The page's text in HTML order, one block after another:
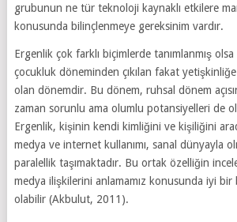
grubunun ne tür teknoloji kaynaklı etkilere
konusunda bilinçlenmeye gereksinim vardır.
Ergenlik çok farklı biçimlerde tanımlanmış
çocukluk döneminden çıkılan fakat yetişkinliğe
olan dönemdir. Bu dönem, ruhsal dönem
zaman sorunlu ama olumlu potansiyelleri de
Ergenlik, kişinin kendi kimliğini ve kişiliğini
medya ve internet kullanımı, sanal dünyayla
paralellik taşımaktadır. Bu ortak özelliğin
medya ilişkilerini anlamamız konusunda iyi bir
olabilir (Akbulut, 2011).